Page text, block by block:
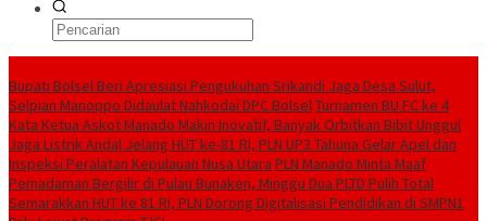
Bupati Bolsel Beri Apresiasi Pengukuhan Srikandi Jaga Desa Sulut,
Selpian Manoppo Didaulat Nahkodai DPC BolselTurnamen BU FC ke 4
Kata Ketua Askot Manado Makin Inovatif, Banyak Orbitkan Bibit Unggul
Jaga Listrik Andal Jelang HUT ke-81 RI, PLN UP3 Tahuna Gelar Apel dan
Inspeksi Peralatan Kepulauan Nusa Utara PLN Manado Minta Maaf
Pemadaman Bergilir di Pulau Bunaken, Minggu Dua PLTD Pulih Total
Semarakkan HUT ke 81 RI, PLN Dorong Digitalisasi Pendidikan di SMPN1